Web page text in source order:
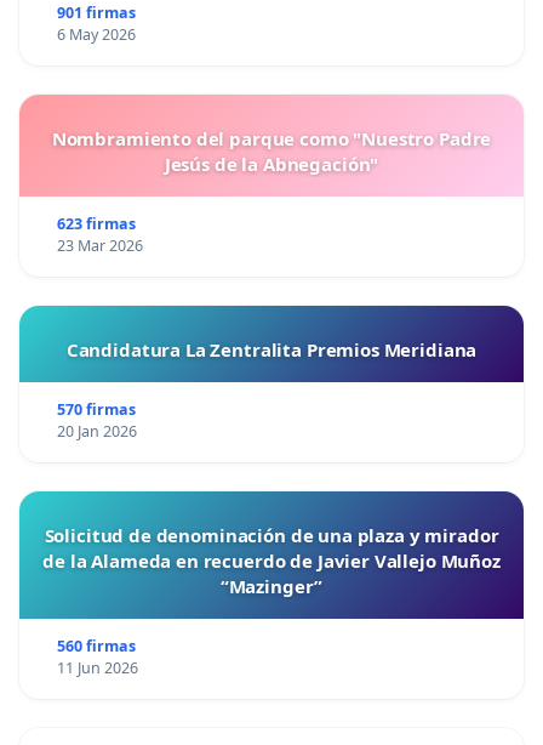
901 firmas
6 May 2026
Nombramiento del parque como "Nuestro Padre
Jesús de la Abnegación"
623 firmas
23 Mar 2026
Candidatura La Zentralita Premios Meridiana
570 firmas
20 Jan 2026
Solicitud de denominación de una plaza y mirador
de la Alameda en recuerdo de Javier Vallejo Muñoz
“Mazinger”
560 firmas
11 Jun 2026